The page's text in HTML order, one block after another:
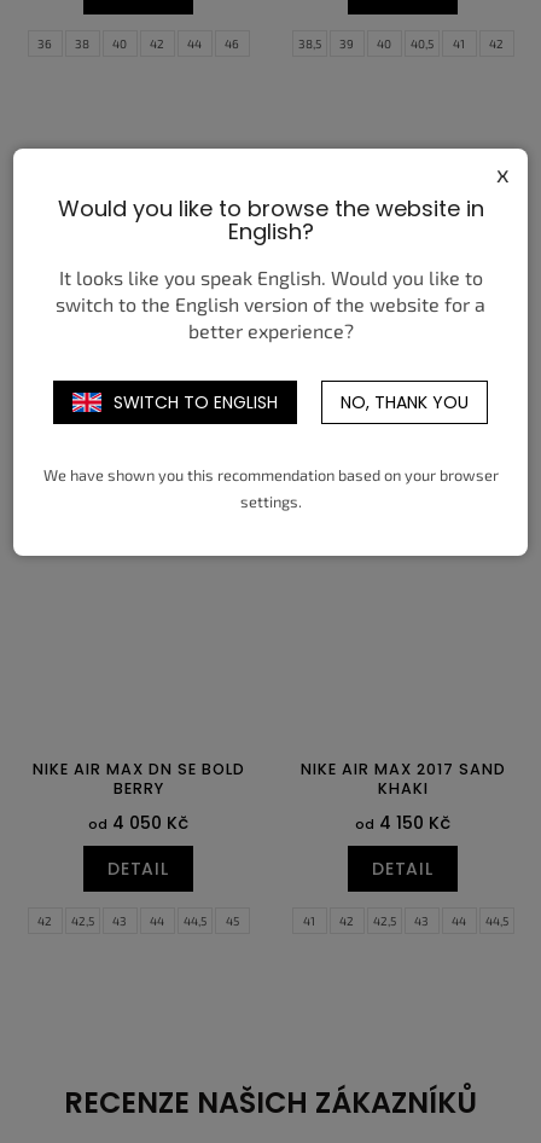
36 38 40 42 44
46
38,5 39 40 40,5 41
42
NIKE SB AIR MAX 95 WORLD
od4 550 Kč
DETAIL
38,5 39 40 40,5 41
42
45,5
NIKE ZOOM FLY 6 CM WHITE
od3 850 Kč
DETAIL
38,5 39 40 40,5 41
42
42,5
NIKE AIR MAX DN SE BOLD
BERRY
od 4 050 Kč
DETAIL
42 42,5 43 44 44,5
45
NIKE AIR MAX 2017 SAND
KHAKI
od 4 150 Kč
DETAIL
41 42 42,5 43 44
44,5
RECENZE NAŠICH ZÁKAZNÍKŮ
Would you like to browse the website in
English?
x
It looks like you speak English. Would you like to
switch to the English version of the website for a
better experience?
SWITCH TO ENGLISH NO, THANK YOU
We have shown you this recommendation based on your browser
settings.